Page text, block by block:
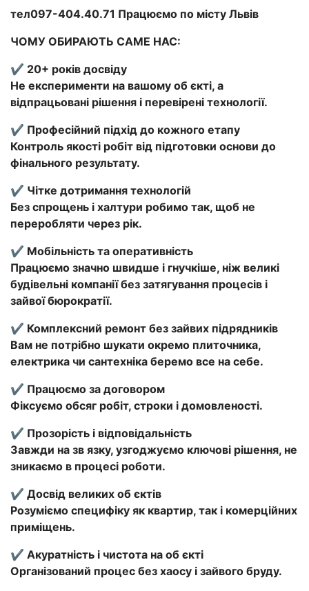
тел097-404.40.71 Працюємо по місту Львів
ЧОМУ ОБИРАЮТЬ САМЕ НАС:
✔️ 20+ років досвіду
Не експерименти на вашому об єкті, а
відпрацьовані рішення і перевірені технології.
✔️ Професійний підхід до кожного етапу
Контроль якості робіт від підготовки основи до
фінального результату.
✔️ Чітке дотримання технологій
Без спрощень і халтури робимо так, щоб не
переробляти через рік.
✔️ Мобільність та оперативність
Працюємо значно швидше і гнучкіше, ніж великі
будівельні компанії без затягування процесів і
зайвої бюрократії.
✔️ Комплексний ремонт без зайвих підрядників
Вам не потрібно шукати окремо плиточника,
електрика чи сантехніка беремо все на себе.
✔️ Працюємо за договором
Фіксуємо обсяг робіт, строки і домовленості.
✔️ Прозорість і відповідальність
Завжди на зв язку, узгоджуємо ключові рішення, не
зникаємо в процесі роботи.
✔️ Досвід великих об єктів
Розуміємо специфіку як квартир, так і комерційних
приміщень.
✔️ Акуратність і чистота на об єкті
Організований процес без хаосу і зайвого бруду.